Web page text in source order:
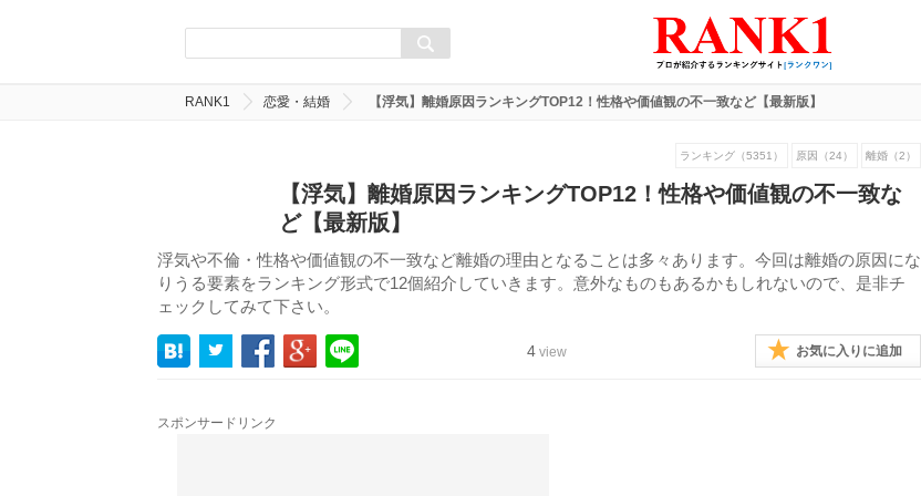
RANK1 恋愛・結婚 【浮気】離婚原因ランキングTOP12！性格や価値観の不一致など【最新版】
ランキング（5351） 原因（24） 離婚（2）
【浮気】離婚原因ランキングTOP12！性格や価値観の不一致な
ど【最新版】
浮気や不倫・性格や価値観の不一致など離婚の理由となることは多々あります。今回は離婚の原因にな
りうる要素をランキング形式で12個紹介していきます。意外なものもあるかもしれないので、是非チ
ェックしてみて下さい。
4 view お気に入りに追加
スポンサードリンク